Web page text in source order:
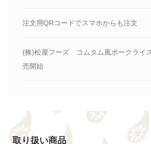
注文用QRコードでスマホからも注文
(株)松屋フーズ コムタム風ポークライ
売開始
取り扱い商品